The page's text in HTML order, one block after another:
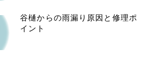
谷樋からの雨漏り原因と修理ポ
イント